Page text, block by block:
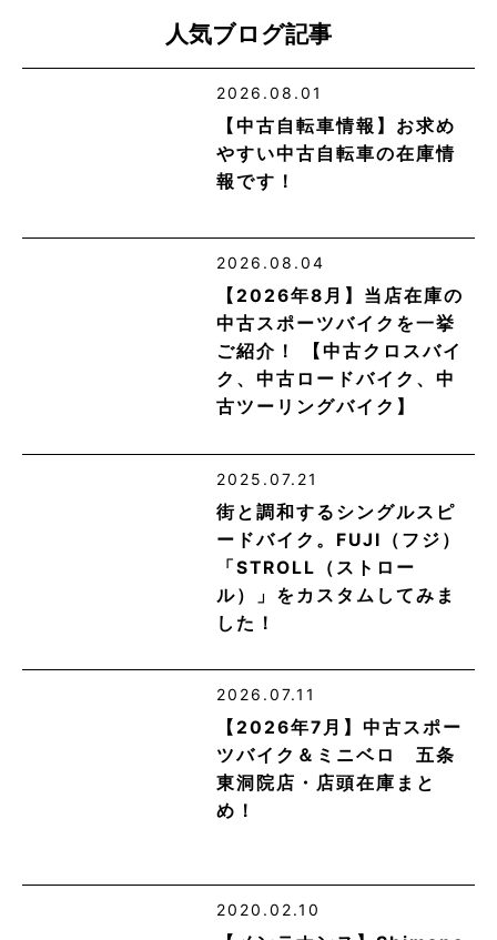
人気ブログ記事
2026.08.01
【中古自転車情報】お求め
やすい中古自転車の在庫情
報です！
2026.08.04
【2026年8月】当店在庫の
中古スポーツバイクを一挙
ご紹介！ 【中古クロスバイ
ク、中古ロードバイク、中
古ツーリングバイク】
2025.07.21
街と調和するシングルスピ
ードバイク。FUJI（フジ）
「STROLL（ストロー
ル）」をカスタムしてみま
した！
2026.07.11
【2026年7月】中古スポー
ツバイク＆ミニベロ 五条
東洞院店・店頭在庫まと
め！
2020.02.10